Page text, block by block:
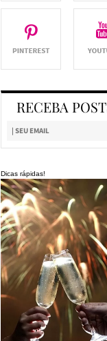
RECEBA
Dicas rápidas!